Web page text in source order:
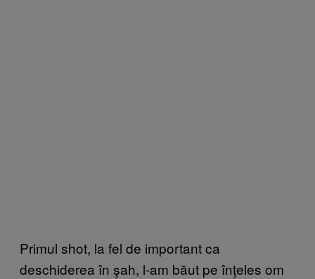
Primul shot, la fel de important ca
deschiderea în şah, l-am băut pe înţeles om